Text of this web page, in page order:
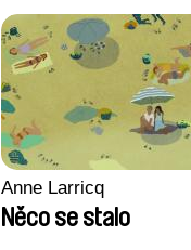
Anne Larricq
Něco se stalo